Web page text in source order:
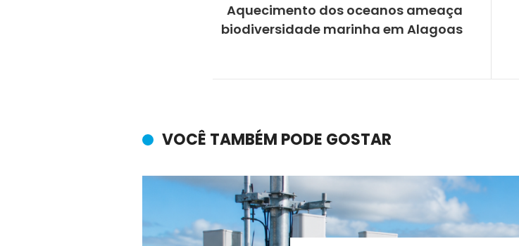
Aquecimento dos oceanos ameaça
biodiversidade marinha em Alagoas
VOCÊ TAMBÉM PODE GOSTAR